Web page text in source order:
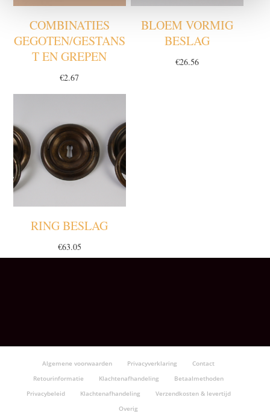
COMBINATIES
GEGOTEN/GESTANS
T EN GREPEN
€2.67
BLOEM VORMIG
BESLAG
€26.56
RING BESLAG
€63.05
Algemene voorwaarden Privacyverklaring
Contact
Retourinformatie
Klachtenafhandeling
Betaalmethoden
Privacybeleid
Klachtenafhandeling
Verzendkosten & levertijd
Overig